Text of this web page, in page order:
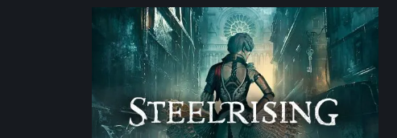
Steelrising,
recensione:
rivoluzione
sotto
ingranaggi